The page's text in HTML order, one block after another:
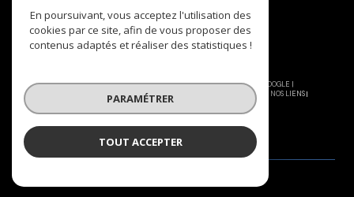
© 2026 | TOUS DROITS RÉSERVÉS | TRADUCTION POWERED BY GOOGLE |
PLAN DU SITE MENTIONS LÉGALES ADMIN
NOS LIENS
POLITIQUE RGPD
En poursuivant, vous acceptez l'utilisation des
cookies par ce site, afin de vous proposer des
contenus adaptés et réaliser des statistiques !
PARAMÉTRER
TOUT ACCEPTER